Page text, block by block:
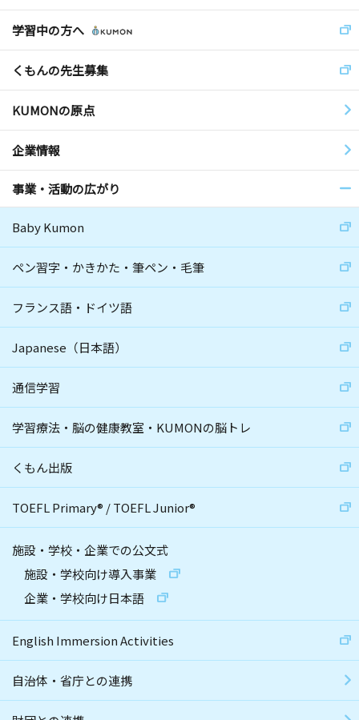
学習中の方へ
くもんの先生募集
KUMONの原点
企業情報
事業・活動の広がり
Baby Kumon
ペン習字・かきかた・筆ペン・毛筆
フランス語・ドイツ語
Japanese（日本語）
通信学習
学習療法・脳の健康教室・KUMONの脳トレ
くもん出版
TOEFL Primary® /TOEFL Junior®
施設・学校・企業での公文式
施設・学校向け導入事業
企業・学校向け日本語
English Immersion Activities
自治体・省庁との連携